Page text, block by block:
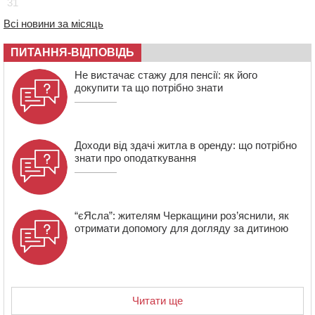
14:31
зерна нового врожаю
13:40 На Кам’янщині сталася масштабна пожежа
сміттєзвалища
31
Всі новини за місяць
ПИТАННЯ-ВІДПОВІДЬ
Не вистачає стажу для пенсії: як його
докупити та що потрібно знати
Доходи від здачі житла в оренду: що потрібно
знати про оподаткування
“єЯсла”: жителям Черкащини роз’яснили, як
отримати допомогу для догляду за дитиною
Читати ще